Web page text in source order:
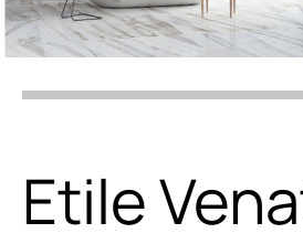
Etile